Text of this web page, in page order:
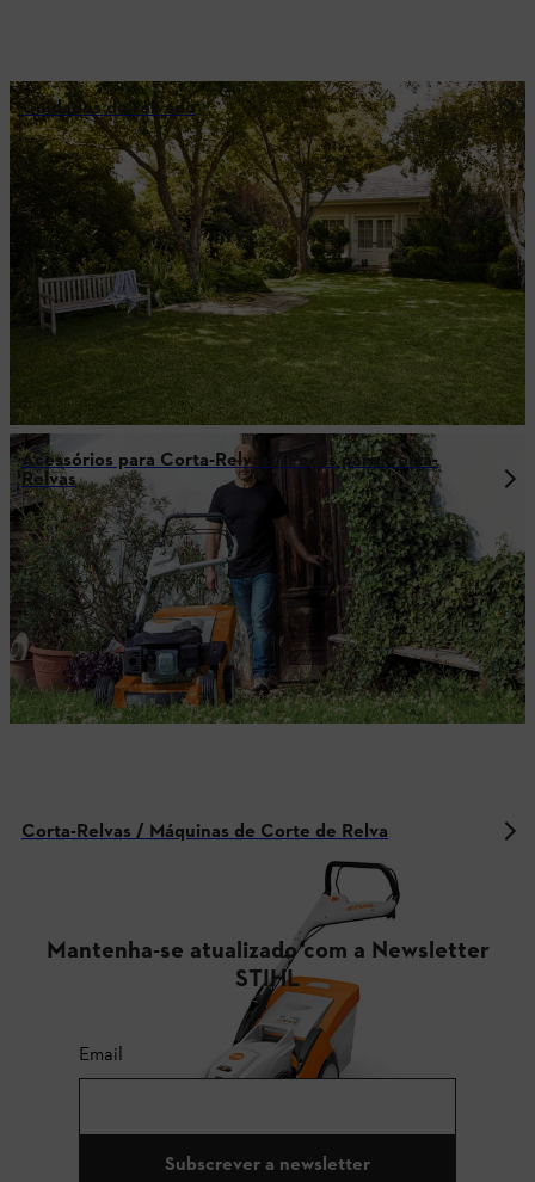
Cuidados do relvado
Acessórios para Corta-Relvas / Peças para Corta-
Relvas
Corta-Relvas / Máquinas de Corte de Relva
Mantenha-se atualizado com a Newsletter
STIHL
Email
Subscrever a newsletter